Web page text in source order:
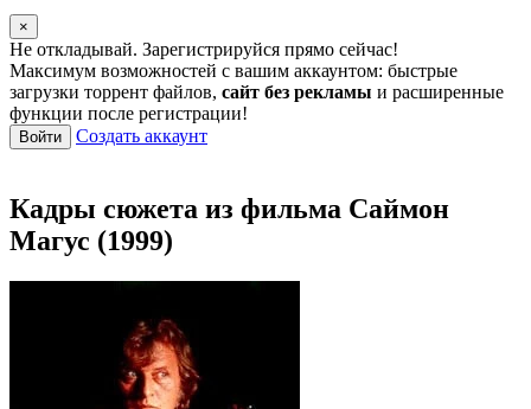
×
Не откладывай. Зарегистрируйся прямо сейчас!
Максимум возможностей с вашим аккаунтом: быстрые
загрузки торрент файлов, сайт без рекламы и расширенные
функции после регистрации!
Войти Создать аккаунт
Кадры сюжета из фильма Саймон
Магус (1999)